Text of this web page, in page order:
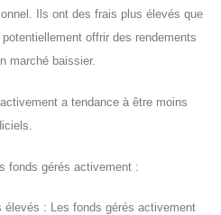
Ils ont des frais plus élevés que
offrir des rendements
marché baissier.
a tendance à être moins
fonds gérés activement :
élevés : Les fonds gérés activement